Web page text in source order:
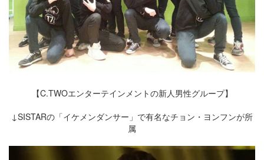
【C.TWOエンターテインメントの新人男性グループ】
↓SISTARの「イケメンダンサー」で有名なチョン・ヨンフンが所
属